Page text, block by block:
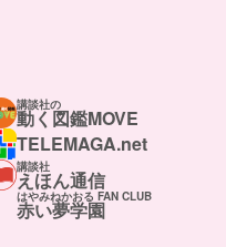
講談社の
動く図鑑MOVE
TELEMAGA.net
講談社
えほん通信
はやみねかおる FAN CLUB
赤い夢学園